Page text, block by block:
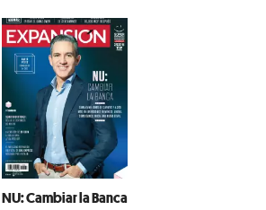
NU: Cambiar la Banca